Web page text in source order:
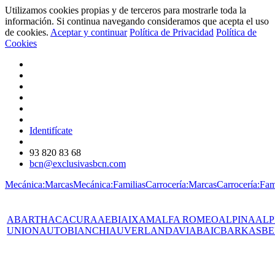
Utilizamos cookies propias y de terceros para mostrarle toda la
información. Si continua navegando consideramos que acepta el uso
de cookies. Aceptar y continuar Política de Privacidad Política de
Cookies
Identifícate
93 820 83 68
bcn@exclusivasbcn.com
Mecánica:MarcasMecánica:FamiliasCarrocería:Marcas
ABARTHACACURAAEBIAIXAMALFA ROMEOALPINA
UNIONAUTOBIANCHIAUVERLANDAVIABAICBARKAS